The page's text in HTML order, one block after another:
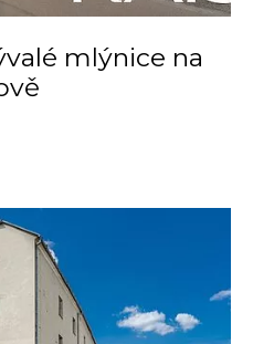
mlýnice na